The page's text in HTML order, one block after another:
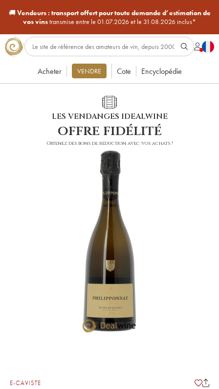
🚚Vendeurs : transport offert pour toute demande d’estimation de
vos vinstransmise entre le 01.07.2026 et le 31.08.2026 inclus*
Acheter VENDRE Cote Encyclopédie
LES VENDANGES IDEALWINE
offre fidélité
Obtenez des bons de réduction avec vos achats !
E-CAVISTE